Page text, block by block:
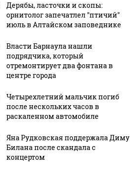
Дерябы, ласточки и скопы:
орнитолог запечатлел "птичий"
июль в Алтайском заповеднике
Власти Барнаула нашли
подрядчика, который
отремонтирует два фонтана в
центре города
Четырехлетний мальчик погиб
после нескольких часов в
раскаленном автомобиле
Яна Рудковская поддержала Диму
Билана после скандала с
концертом